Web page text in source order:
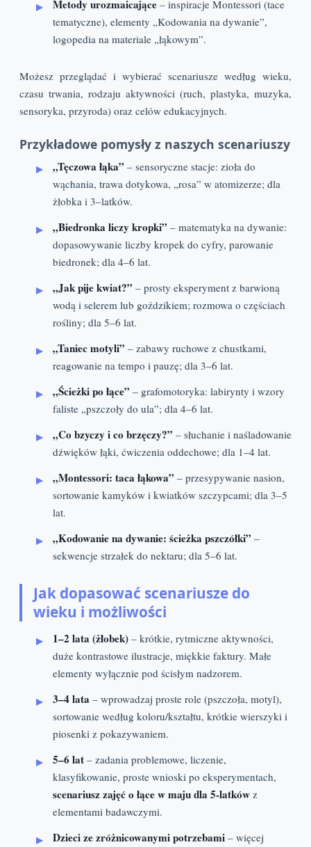
Metody urozmaicające – inspiracje Montessori (tace
tematyczne), elementy „Kodowania na dywanie”,
logopedia na materiale „łąkowym”.
Możesz przeglądać i wybierać scenariusze według wieku,
czasu trwania, rodzaju aktywności (ruch, plastyka, muzyka,
sensoryka, przyroda) oraz celów edukacyjnych.
Przykładowe pomysły z naszych scenariuszy
„Tęczowa łąka” – sensoryczne stacje: zioła do
wąchania, trawa dotykowa, „rosa” w atomizerze; dla
żłobka i 3–latków.
„Biedronka liczy kropki” – matematyka na dywanie:
dopasowywanie liczby kropek do cyfry, parowanie
biedronek; dla 4–6 lat.
„Jak pije kwiat?” – prosty eksperyment z barwioną
wodą i selerem lub goździkiem; rozmowa o częściach
rośliny; dla 5–6 lat.
„Taniec motyli” – zabawy ruchowe z chustkami,
reagowanie na tempo i pauzę; dla 3–6 lat.
„Ścieżki po łące” – grafomotoryka: labirynty i wzory
faliste „pszczoły do ula”; dla 4–6 lat.
„Co bzyczy i co brzęczy?” – słuchanie i naśladowanie
dźwięków łąki, ćwiczenia oddechowe; dla 1–4 lat.
„Montessori: taca łąkowa” – przesypywanie nasion,
sortowanie kamyków i kwiatków szczypcami; dla 3–5
lat.
„Kodowanie na dywanie: ścieżka pszczółki” –
sekwencje strzałek do nektaru; dla 5–6 lat.
Jak dopasować scenariusze do
wieku i możliwości
1–2 lata (żłobek) – krótkie, rytmiczne aktywności,
duże kontrastowe ilustracje, miękkie faktury. Małe
elementy wyłącznie pod ścisłym nadzorem.
3–4 lata – wprowadzaj proste role (pszczoła, motyl),
sortowanie według koloru/kształtu, krótkie wierszyki i
piosenki z pokazywaniem.
5–6 lat – zadania problemowe, liczenie,
klasyfikowanie, proste wnioski po eksperymentach,
scenariusz zajęć o łące w maju dla 5-latków z
elementami badawczymi.
Dzieci ze zróżnicowanymi potrzebami – więcej